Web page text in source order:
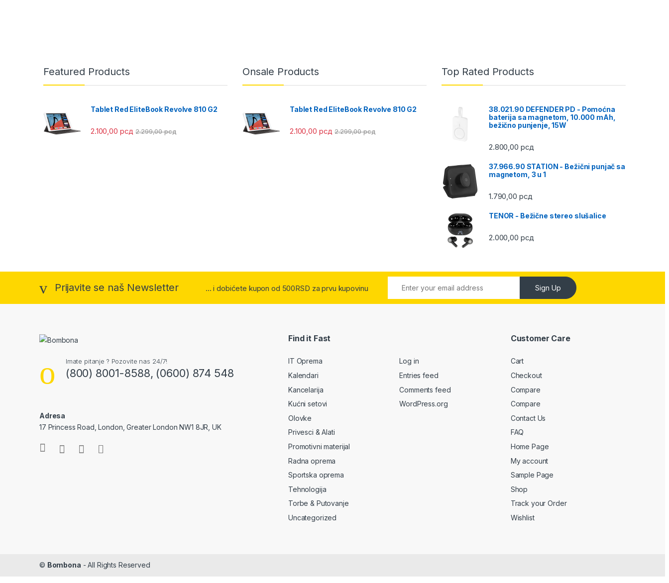
Featured Products
Tablet Red EliteBook Revolve 810 G2
2.100,00 рсд 2.299,00рсд
Onsale Products
Tablet Red EliteBook Revolve 810 G2
2.100,00 рсд 2.299,00рсд
Top Rated Products
38.021.90 DEFENDER PD - Pomoćna
baterija sa magnetom, 10.000 mAh,
bežično punjenje, 15W
2.800,00 рсд
37.966.90 STATION - Bežični punjač sa
magnetom, 3 u 1
1.790,00 рсд
TENOR - Bežične stereo slušalice
2.000,00 рсд
Prijavite se naš Newsletter ... i dobićete kupon od 500RSD za prvu kupovinu Sign Up
Imate pitanje ? Pozovite nas 24/7!
(800) 8001-8588, (0600) 874 548
Adresa
17 Princess Road, London, Greater London NW1 8JR, UK
Find it Fast
IT Oprema
Kalendari
Kancelarija
Kućni setovi
Olovke
Privesci & Alati
Promotivni materijal
Radna oprema
Sportska oprema
Tehnologija
Torbe & Putovanje
Uncategorized
Log in
Entries feed
Comments feed
WordPress.org
Customer Care
Cart
Checkout
Compare
Compare
Contact Us
FAQ
Home Page
My account
Sample Page
Shop
Track your Order
Wishlist
© Bombona - All Rights Reserved